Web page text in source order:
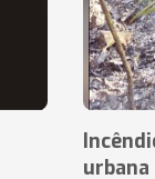
urbana